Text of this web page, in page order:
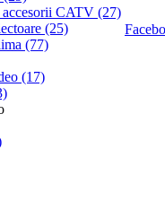
accesorii CATV (27)
(25)
(77)
(17)